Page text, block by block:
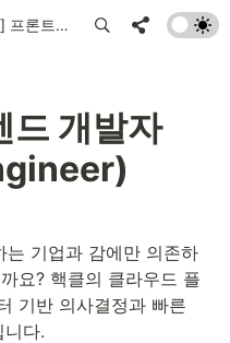
[경력] 프론트엔드 개발자 (Front-end Engineer)
드 개발자
는 기업과 감에만 의존하
요? 핵클의 클라우드 플
기반 의사결정과 빠른
다.